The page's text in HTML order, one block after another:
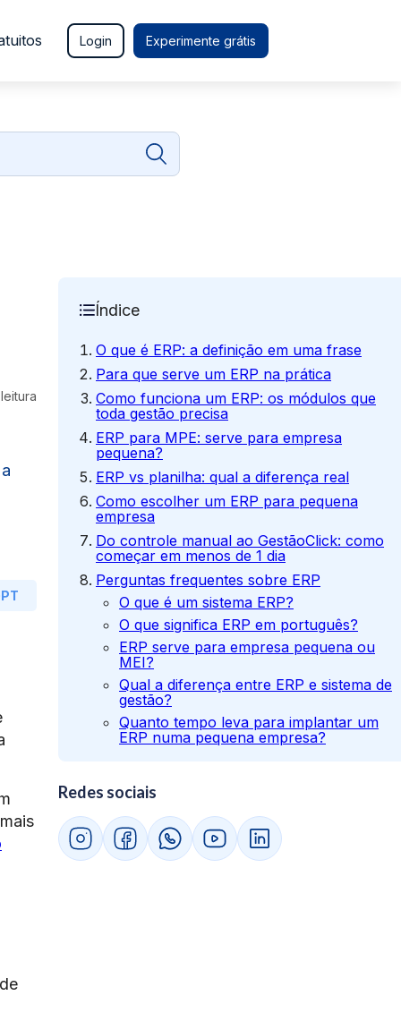
Login Experimente grátis
Índice
O que é ERP: a definição em uma frase
Para que serve um ERP na prática
Como funciona um ERP: os módulos que
toda gestão precisa
ERP para MPE: serve para empresa
pequena?
ERP vs planilha: qual a diferença real
Como escolher um ERP para pequena
empresa
Do controle manual ao GestãoClick: como
começar em menos de 1 dia
Perguntas frequentes sobre ERP
O que é um sistema ERP?
O que significa ERP em português?
ERP serve para empresa pequena ou
MEI?
Qual a diferença entre ERP e sistema de
gestão?
Quanto tempo leva para implantar um
ERP numa pequena empresa?
Redes sociais